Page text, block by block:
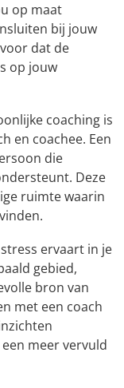
op maat
bij jouw
dat de
op jouw
coaching is
en coachee. Een
die
Deze
ruimte waarin
ervaart in je
gebied,
bron van
met een coach
meer vervuld